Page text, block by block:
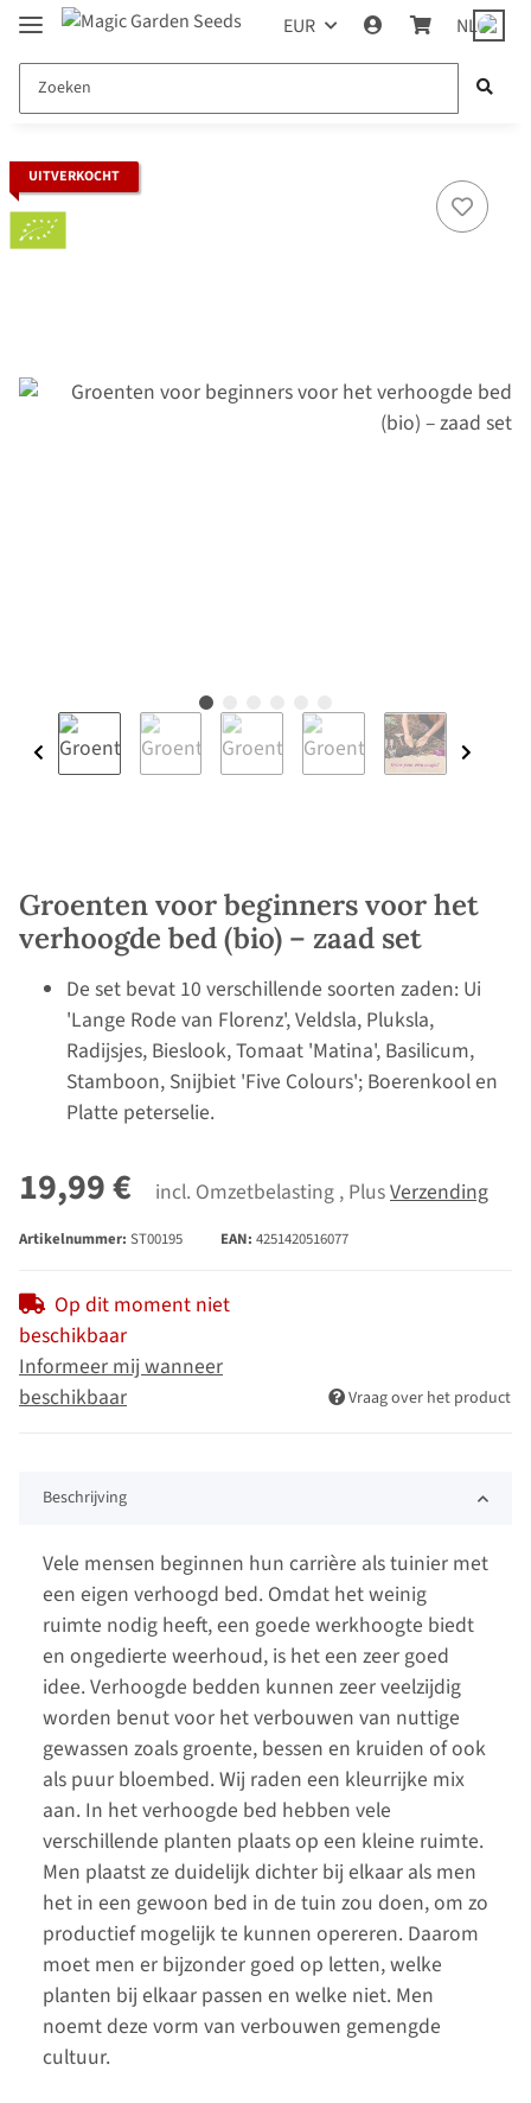
EUR NL
UITVERKOCHT
Groenten voor beginners voor het
verhoogde bed (bio) – zaad set
De set bevat 10 verschillende soorten zaden: Ui
'Lange Rode van Florenz', Veldsla, Pluksla,
Radijsjes, Bieslook, Tomaat 'Matina', Basilicum,
Stamboon, Snijbiet 'Five Colours'; Boerenkool en
Platte peterselie.
19,99 € incl. Omzetbelasting , PlusVerzending
Artikelnummer: ST00195 EAN: 4251420516077
Op dit moment niet
beschikbaar
Informeer mij wanneer
beschikbaar
Vraag over het product
Beschrijving
Vele mensen beginnen hun carrière als tuinier met
een eigen verhoogd bed. Omdat het weinig
ruimte nodig heeft, een goede werkhoogte biedt
en ongedierte weerhoud, is het een zeer goed
idee. Verhoogde bedden kunnen zeer veelzijdig
worden benut voor het verbouwen van nuttige
gewassen zoals groente, bessen en kruiden of ook
als puur bloembed. Wij raden een kleurrijke mix
aan. In het verhoogde bed hebben vele
verschillende planten plaats op een kleine ruimte.
Men plaatst ze duidelijk dichter bij elkaar als men
het in een gewoon bed in de tuin zou doen, om zo
productief mogelijk te kunnen opereren. Daarom
moet men er bijzonder goed op letten, welke
planten bij elkaar passen en welke niet. Men
noemt deze vorm van verbouwen gemengde
cultuur.